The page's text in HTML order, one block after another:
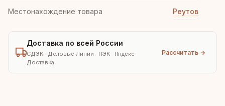
Местонахождение товара Реутов
Доставка по всей России
СДЭК · Деловые Линии · ПЭК · Яндекс
Доставка
Рассчитать →